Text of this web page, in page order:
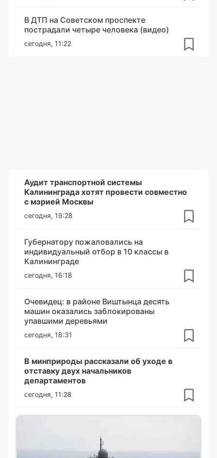
В ДТП на Советском проспекте
пострадали четыре человека (видео)
сегодня, 11:22
Аудит транспортной системы
Калининграда хотят провести совместно
с мэрией Москвы
сегодня, 19:28
Губернатору пожаловались на
индивидуальный отбор в 10 классы в
Калининграде
сегодня, 16:18
Очевидец: в районе Виштынца десять
машин оказались заблокированы
упавшими деревьями
сегодня, 18:31
В минприроды рассказали об уходе в
отставку двух начальников
департаментов
сегодня, 11:28